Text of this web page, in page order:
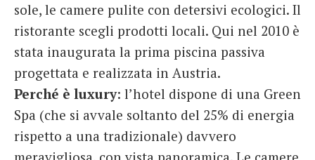
sole, le camere pulite con detersivi ecologici. Il
ristorante scegli prodotti locali. Qui nel 2010 è
stata inaugurata la prima piscina passiva
progettata e realizzata in Austria.
Perché è luxury: l’hotel dispone di una Green
Spa (che si avvale soltanto del 25% di energia
rispetto a una tradizionale) davvero